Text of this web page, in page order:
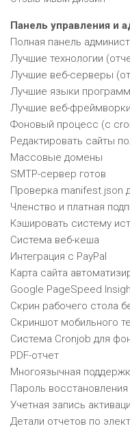
Панель управления и
Полная панель
Лучшие технологии
Лучшие веб-серверы
Лучшие языки
Лучшие веб-
Фоновый процесс (с
Редактировать сайты
Массовые домены
SMTP-сервер готов
Проверка manifest.json
Членство и платная
Кэшировать систему
Система веб-кеша
Интеграция с PayPal
Карта сайта
Google PageSpeed
Скрин рабочего стола
Скриншот мобильного
Система Cronjob для
PDF-отчет
Многоязычная
Пароль
Учетная запись
Детали отчетов по